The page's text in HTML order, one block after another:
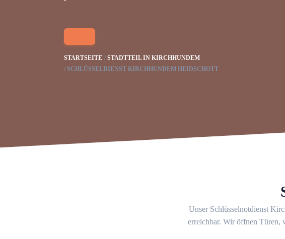
STARTSEITE
STADTTEIL IN KIRCHHUNDEM
SCHLÜSSELDIENST KIRCHHUNDEM HEIDSCHOTT
Unser Schlüsselnotdienst
erreichbar. Wir öffnen Türen,